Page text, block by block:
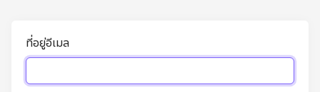
ที่อยู่อีเมล